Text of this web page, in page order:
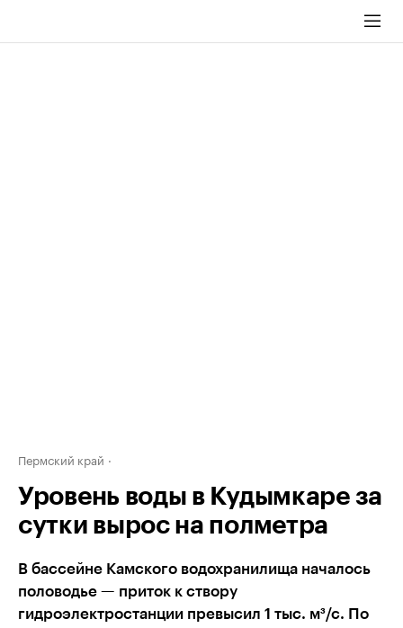
Пермский край
Уровень воды в Кудымкаре за
сутки вырос на полметра
В бассейне Камского водохранилища началось
половодье — приток к створу
гидроэлектростанции превысил 1 тыс. м³/с. По